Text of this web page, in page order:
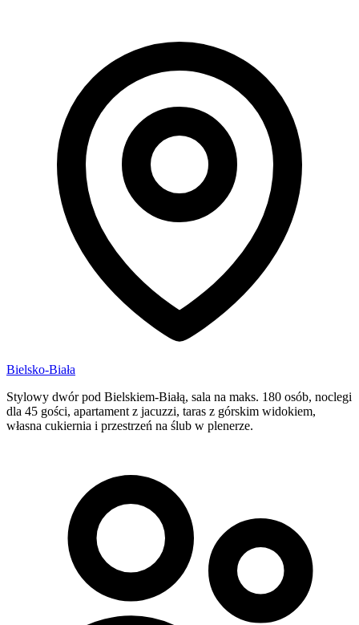
Bielsko-Biała
Stylowy dwór pod Bielskiem-Białą, sala na maks. 180 osób, noclegi
dla 45 gości, apartament z jacuzzi, taras z górskim widokiem,
własna cukiernia i przestrzeń na ślub w plenerze.